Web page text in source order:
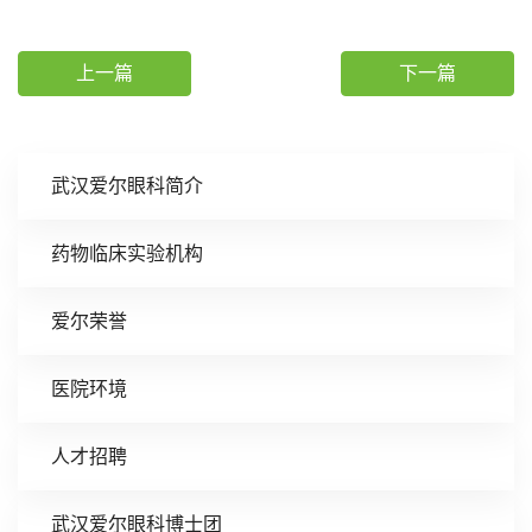
武汉爱尔眼科简介
药物临床实验机构
爱尔荣誉
医院环境
人才招聘
武汉爱尔眼科博士团
上一篇 下一篇